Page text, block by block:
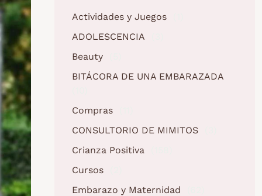
Actividades y Juegos
ADOLESCENCIA
Beauty
BITÁCORA DE UNA EMBARAZADA
Compras
CONSULTORIO DE MIMITOS
Crianza Positiva
Cursos
Embarazo y Maternidad